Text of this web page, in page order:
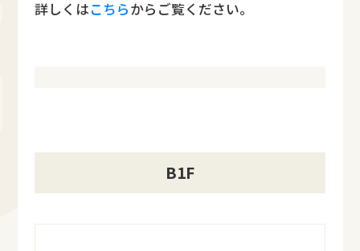
詳しくはこちらからご覧ください。
B1F